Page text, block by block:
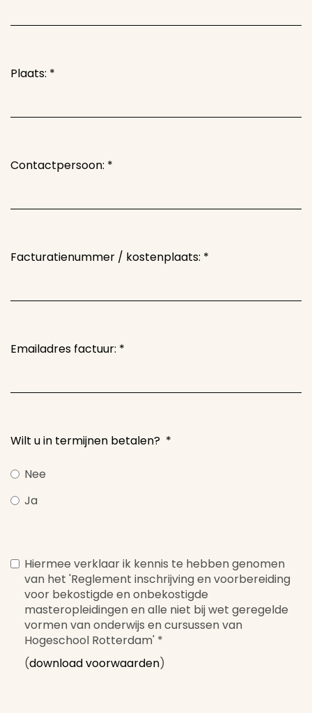
Plaats: *
Contactpersoon: *
Facturatienummer / kostenplaats: *
Emailadres factuur: *
Wilt u in termijnen betalen? *
Nee
Ja
Hiermee verklaar ik kennis te hebben genomen
van het 'Reglement inschrijving en voorbereiding
voor bekostigde en onbekostigde
masteropleidingen en alle niet bij wet geregelde
vormen van onderwijs en cursussen van
Hogeschool Rotterdam' *
(download voorwaarden)